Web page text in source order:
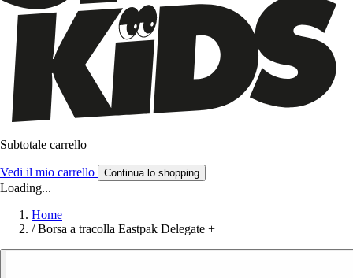
Subtotale carrello
Vedi il mio carrello Continua lo shopping
Loading...
Home
/ Borsa a tracolla Eastpak Delegate +